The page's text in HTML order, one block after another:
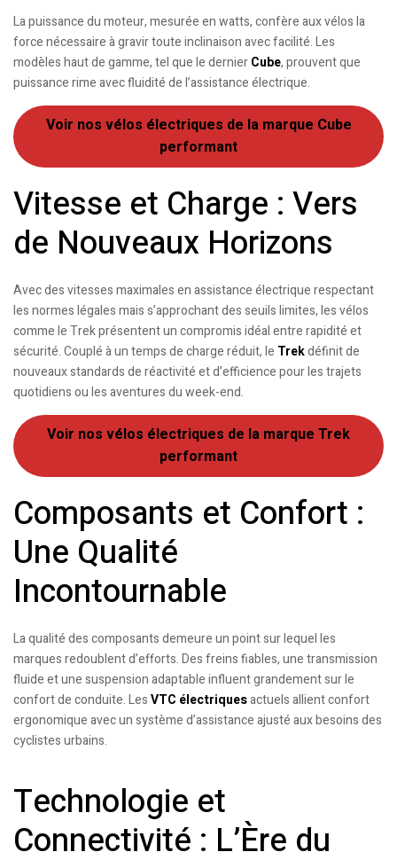
La puissance du moteur, mesurée en watts, confère aux vélos la
force nécessaire à gravir toute inclinaison avec facilité. Les
modèles haut de gamme, tel que le dernierCube, prouvent que
puissance rime avec fluidité de l’assistance électrique.
Voir nos vélos électriques de la marque Cube
performant
Vitesse et Charge : Vers
de Nouveaux Horizons
Avec des vitesses maximales en assistance électrique respectant
les normes légales mais s’approchant des seuils limites, les vélos
comme le Trek présentent un compromis idéal entre rapidité et
sécurité. Couplé à un temps de charge réduit, le Trekdéfinit de
nouveaux standards de réactivité et d’efficience pour les trajets
quotidiens ou les aventures du week-end.
Voir nos vélos électriques de la marque Trek
performant
Composants et Confort :
Une Qualité
Incontournable
La qualité des composants demeure un point sur lequel les
marques redoublent d’efforts. Des freins fiables, une transmission
fluide et une suspension adaptable influent grandement sur le
confort de conduite. LesVTC électriquesactuels allient confort
ergonomique avec un système d’assistance ajusté aux besoins des
cyclistes urbains.
Technologie et
Connectivité : L’Ère du